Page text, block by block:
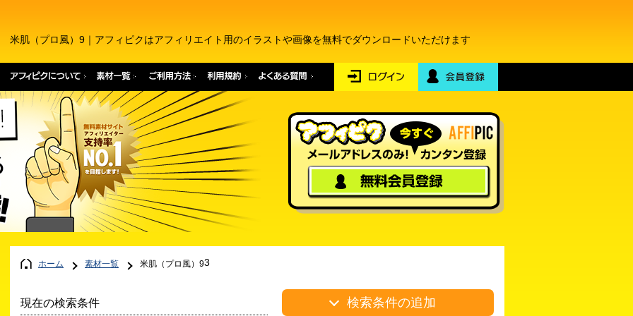
米肌（プロ風）9｜アフィピクはアフィリエイト用のイラストや画像を無料でダウンロードいただけます
ホーム 3
素材一覧 米肌（プロ風）9
現在の検索条件 検索条件の追加